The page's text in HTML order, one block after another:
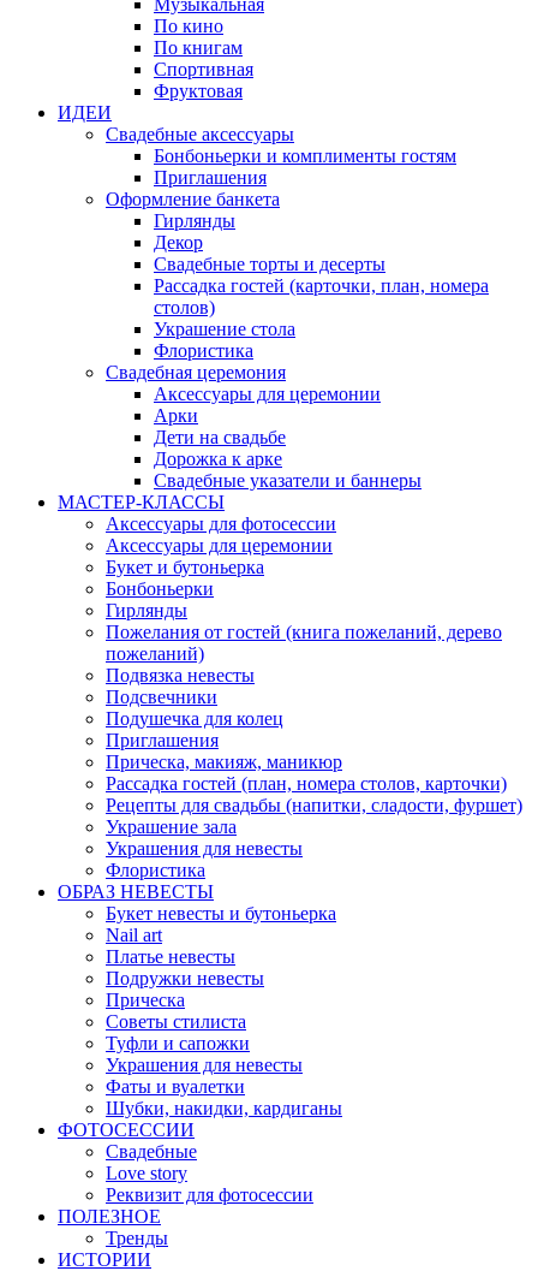
Музыкальная
По кино
По книгам
Спортивная
Фруктовая
ИДЕИ
Свадебные аксессуары
Бонбоньерки и комплименты гостям
Приглашения
Оформление банкета
Гирлянды
Декор
Свадебные торты и десерты
Рассадка гостей (карточки, план, номера
столов)
Украшение стола
Флористика
Свадебная церемония
Аксессуары для церемонии
Арки
Дети на свадьбе
Дорожка к арке
Свадебные указатели и баннеры
МАСТЕР-КЛАССЫ
Аксессуары для фотосессии
Аксессуары для церемонии
Букет и бутоньерка
Бонбоньерки
Гирлянды
Пожелания от гостей (книга пожеланий, дерево
пожеланий)
Подвязка невесты
Подсвечники
Подушечка для колец
Приглашения
Прическа, макияж, маникюр
Рассадка гостей (план, номера столов, карточки)
Рецепты для свадьбы (напитки, сладости, фуршет)
Украшение зала
Украшения для невесты
Флористика
ОБРАЗ НЕВЕСТЫ
Букет невесты и бутоньерка
Nail art
Платье невесты
Подружки невесты
Прическа
Советы стилиста
Туфли и сапожки
Украшения для невесты
Фаты и вуалетки
Шубки, накидки, кардиганы
ФОТОСЕССИИ
Свадебные
Love story
Реквизит для фотосессии
ПОЛЕЗНОЕ
Тренды
ИСТОРИИ